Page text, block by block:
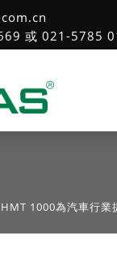
或 021-5785
1000為汽車行業